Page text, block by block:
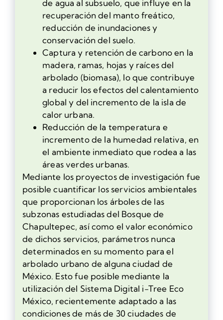
de agua al subsuelo, que influye en la
recuperación del manto freático,
reducción de inundaciones y
conservación del suelo.
Captura y retención de carbono en la
madera, ramas, hojas y raíces del
arbolado (biomasa), lo que contribuye
a reducir los efectos del calentamiento
global y del incremento de la isla de
calor urbana.
Reducción de la temperatura e
incremento de la humedad relativa, en
el ambiente inmediato que rodea a las
áreas verdes urbanas.
Mediante los proyectos de investigación fue
posible cuantificar los servicios ambientales
que proporcionan los árboles de las
subzonas estudiadas del Bosque de
Chapultepec, así como el valor económico
de dichos servicios, parámetros nunca
determinados en su momento para el
arbolado urbano de alguna ciudad de
México. Esto fue posible mediante la
utilización del Sistema Digital i-Tree Eco
México, recientemente adaptado a las
condiciones de más de 30 ciudades de